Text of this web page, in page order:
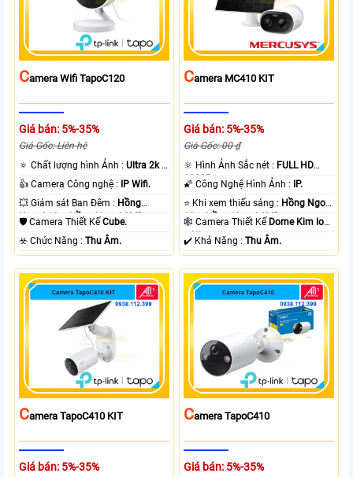
CAmera Wifi TapoC120
Giá bán: 5%-35%
Giá Gốc: Liên hệ
🔅 Chất lượng hình Ảnh :Ultra 2k +
.
👍 Camera Công nghệ :
IP Wifi.
💥 Giám sát Ban Đêm : Hồng
Ngoại 10m Hồng Ngoại SMD.
🛡 Camera Thiết KếCube.
️☣️ Chức Năng :Thu Âm.
CAmera MC410 KIT
Giá bán: 5%-35%
Giá Gốc: 00 ₫
🔆 Hình Ảnh Sắc nét : FULL HD
1080P .
🌠 Công Nghệ Hình Ảnh :
IP.
⭐ Khi xem thiếu sáng : Hồng Ngoại
10m Hồng Ngoại SMD.
🕸️ Camera Thiết Kế Dome Kim loại
+ Nhựa.
️✔️ Khả Năng :Thu Âm.
CAmera TapoC410 KIT
Giá bán: 5%-35%
CAmera TapoC410
Giá bán: 5%-35%